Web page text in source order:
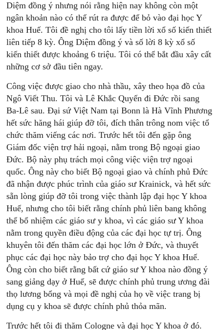
Diệm đồng ý nhưng nói rằng hiện nay không còn một
ngân khoản nào có thể rút ra được để bỏ vào đại học Y
khoa Huế. Tôi đề nghị cho tôi lấy tiền lời xổ số kiến thiết
liên tiếp 8 kỳ. Ông Diệm đồng ý và số lời 8 kỳ xổ số
kiến thiết được khoảng 6 triệu. Tôi có thể bắt đầu xây cất
những cơ sở đầu tiên ngay.
Công việc được giao cho nhà thầu, xây theo họa đồ của
Ngô Viết Thu. Tôi và Lê Khắc Quyến đi Đức rồi sang
Ba-Lê sau. Đại sứ Việt Nam tại Bonn là Hà Vĩnh Phương
hết sức hăng hái giúp đỡ tôi, đích thân trông nom việc tổ
chức thăm viếng các nơi. Trước hết tôi đến gặp ông
Giám đốc viện trợ hải ngoại, nằm trong Bộ ngoại giao
Đức. Bộ này phụ trách mọi công việc viện trợ ngoại
quốc. Ông này cho biết Bộ ngoại giao và chính phủ Đức
đã nhận được phúc trình của giáo sư Krainick, và hết sức
sẵn lòng giúp đỡ tôi trong việc thành lập đại học Y khoa
Huế, nhưng cho tôi biết rằng chính phủ liên bang không
thể bổ nhiệm các giáo sư y khoa, vì các giáo sư Y khoa
nằm trong quyền điều động của các đại học tự trị. Ông
khuyên tôi đến thăm các đại học lớn ở Đức, và thuyết
phục các đại học này bảo trợ cho đại học Y khoa Huế.
Ông còn cho biết rằng bất cứ giáo sư Y khoa nào đồng ý
sang giảng dạy ở Huế, sẽ được chính phủ trung ương đài
thọ lương bổng và mọi đề nghị của họ về việc trang bị
dụng cụ y khoa sẽ được chính phủ thỏa mãn.
Trước hết tôi đi thăm Cologne và đại học Y khoa ở đó.